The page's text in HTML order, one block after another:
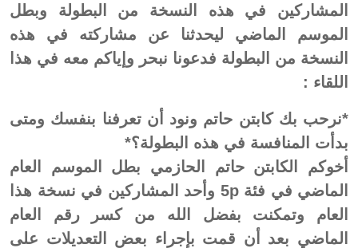
المشاركين في هذه النسخة من البطولة وبطل
الموسم الماضي ليحدثنا عن مشاركته في هذه
النسخة من البطولة فدعونا نبحر وإياكم معه في هذا
اللقاء :
*نرحب بك كابتن حاتم ونود أن تعرفنا بنفسك ومتى
بدأت المنافسة في هذه البطولة؟*
أخوكم الكابتن حاتم الحازمي بطل الموسم العام
الماضي في فئة 5p وأحد المشاركين في نسخة هذا
العام وتمكنت بفضل الله من كسر رقم العام
الماضي بعد أن قمت بإجراء بعض التعديلات على